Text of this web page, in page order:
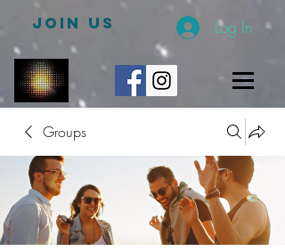
JOIN US Log In
Groups